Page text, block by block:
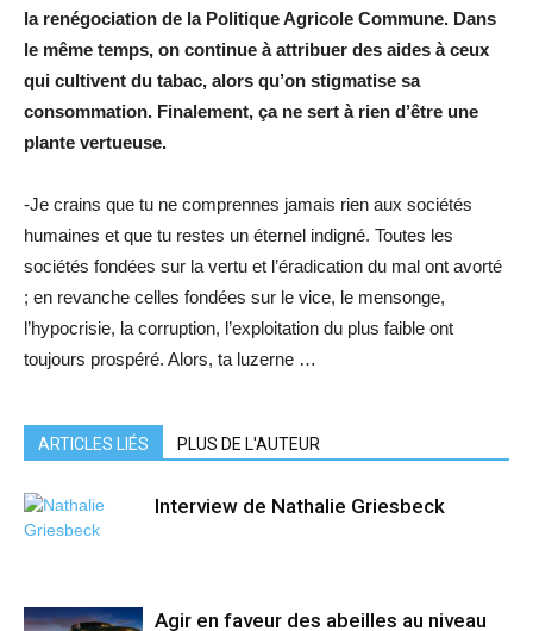
la renégociation de la Politique Agricole Commune. Dans
le même temps, on continue à attribuer des aides à ceux
qui cultivent du tabac, alors qu’on stigmatise sa
consommation. Finalement, ça ne sert à rien d’être une
plante vertueuse.
-Je crains que tu ne comprennes jamais rien aux sociétés
humaines et que tu restes un éternel indigné. Toutes les
sociétés fondées sur la vertu et l’éradication du mal ont avorté
; en revanche celles fondées sur le vice, le mensonge,
l’hypocrisie, la corruption, l’exploitation du plus faible ont
toujours prospéré. Alors, ta luzerne …
ARTICLES LIÉS PLUS DE L'AUTEUR
Interview de Nathalie Griesbeck
Agir en faveur des abeilles au niveau